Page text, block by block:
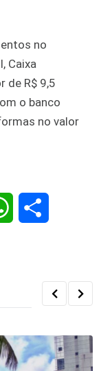
no
Caixa
de R$ 9,5
o banco
no valor
A